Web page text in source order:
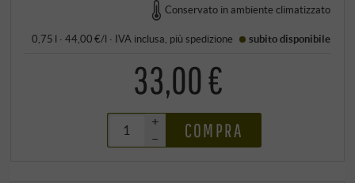
Conservato in ambiente climatizzato
0,75 l · 44,00 €/l · IVA inclusa , piùspedizione subito disponibile
33,00 €
+
–
COMPRA